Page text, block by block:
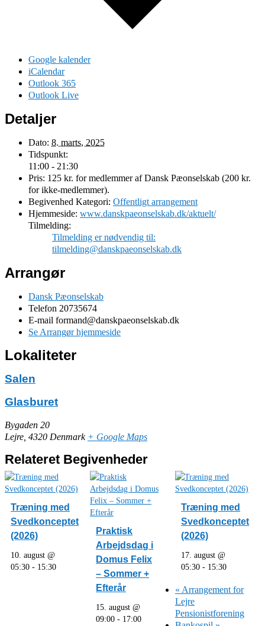
Google kalender
iCalendar
Outlook 365
Outlook Live
Detaljer
Dato: 8. marts, 2025
Tidspunkt:
11:00 - 21:30
Pris: 125 kr. for medlemmer af Dansk Pæonselskab (200 kr.
for ikke-medlemmer).
Begivenhed Kategori: Offentligt arrangement
Hjemmeside: www.danskpaeonselskab.dk/aktuelt/
Tilmelding:
Tilmelding er nødvendig til:
tilmelding@danskpaeonselskab.dk
Arrangør
Dansk Pæonselskab
Telefon 20735674
E-mail formand@danskpaeonselskab.dk
Se Arrangør hjemmeside
Lokaliteter
Salen
Glasburet
Bygaden 20
Lejre 4320 Denmark + Google Maps
Relateret Begivenheder
Træning med
Svedkonceptet
(2026)
10. august @
05:30 - 15:30
Praktisk
Arbejdsdag i
Domus Felix
– Sommer +
Efterår
15. august @
09:00 - 17:00
Træning med
Svedkonceptet
(2026)
17. august @
05:30 - 15:30
« Arrangement for
Lejre
Pensionistforening